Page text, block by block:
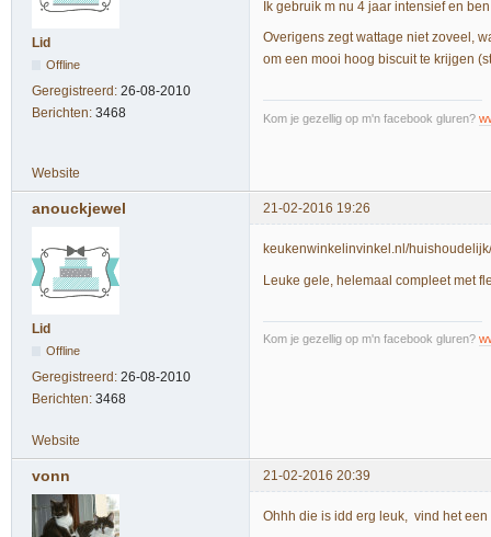
Lid
Offline
Geregistreerd: 26-08-2010
Berichten: 3468
Ik gebruik m nu 4 jaar intensief en
Overigens zegt wattage niet zoveel,
om een mooi hoog biscuit te krijgen
Kom je gezellig op m'n facebook gluren?
Website
anouckjewel 21-02-2016 19:26
Lid
Offline
Geregistreerd: 26-08-2010
Berichten: 3468
keukenwinkelinvinkel.nl/
Leuke gele, helemaal compleet met
Kom je gezellig op m'n facebook gluren?
Website
vonn 21-02-2016 20:39
Ohhh die is idd erg leuk, vind het